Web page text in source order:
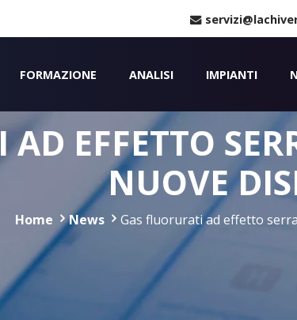
FORMAZIONE ANALISI IMPIANTI
EFFETTO
NUOVE
Home News Gas fluorurati ad effetto